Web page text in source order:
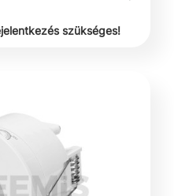
szükséges!